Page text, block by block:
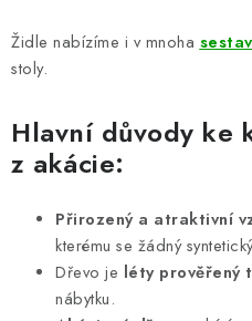
y
v
ý
p
i
s
Židle nabízíme i v mnoha
stoly.
Hlavní důvody ke
z akácie:
Přirozený a atraktivní
kterému se žádný
Dřevo je léty prověřený
nábytku.